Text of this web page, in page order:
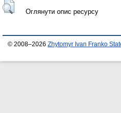
Оглянути опис ресурсу
© 2008–2026 Zhytomyr Ivan Franko